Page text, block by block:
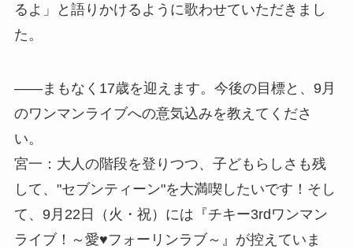
るよ」と語りかけるように歌わせていただきまし
た。
――まもなく17歳を迎えます。今後の目標と、9月
のワンマンライブへの意気込みを教えてくださ
い。
宮一：大人の階段を登りつつ、子どもらしさも残
して、"セブンティーン"を大満喫したいです！そし
て、9月22日（火・祝）には『チキー3rdワンマン
ライブ！～愛♥フォーリンラブ～』が控えていま